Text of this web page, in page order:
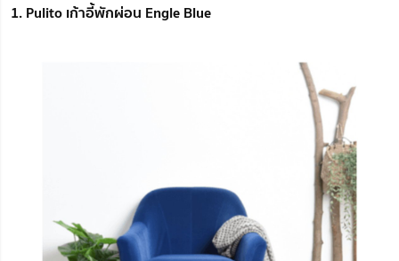
1. Pulito เก้าอี้พักผ่อน Engle Blue